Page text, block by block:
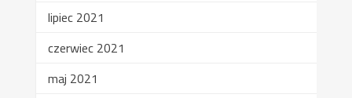
lipiec 2021
czerwiec 2021
maj 2021